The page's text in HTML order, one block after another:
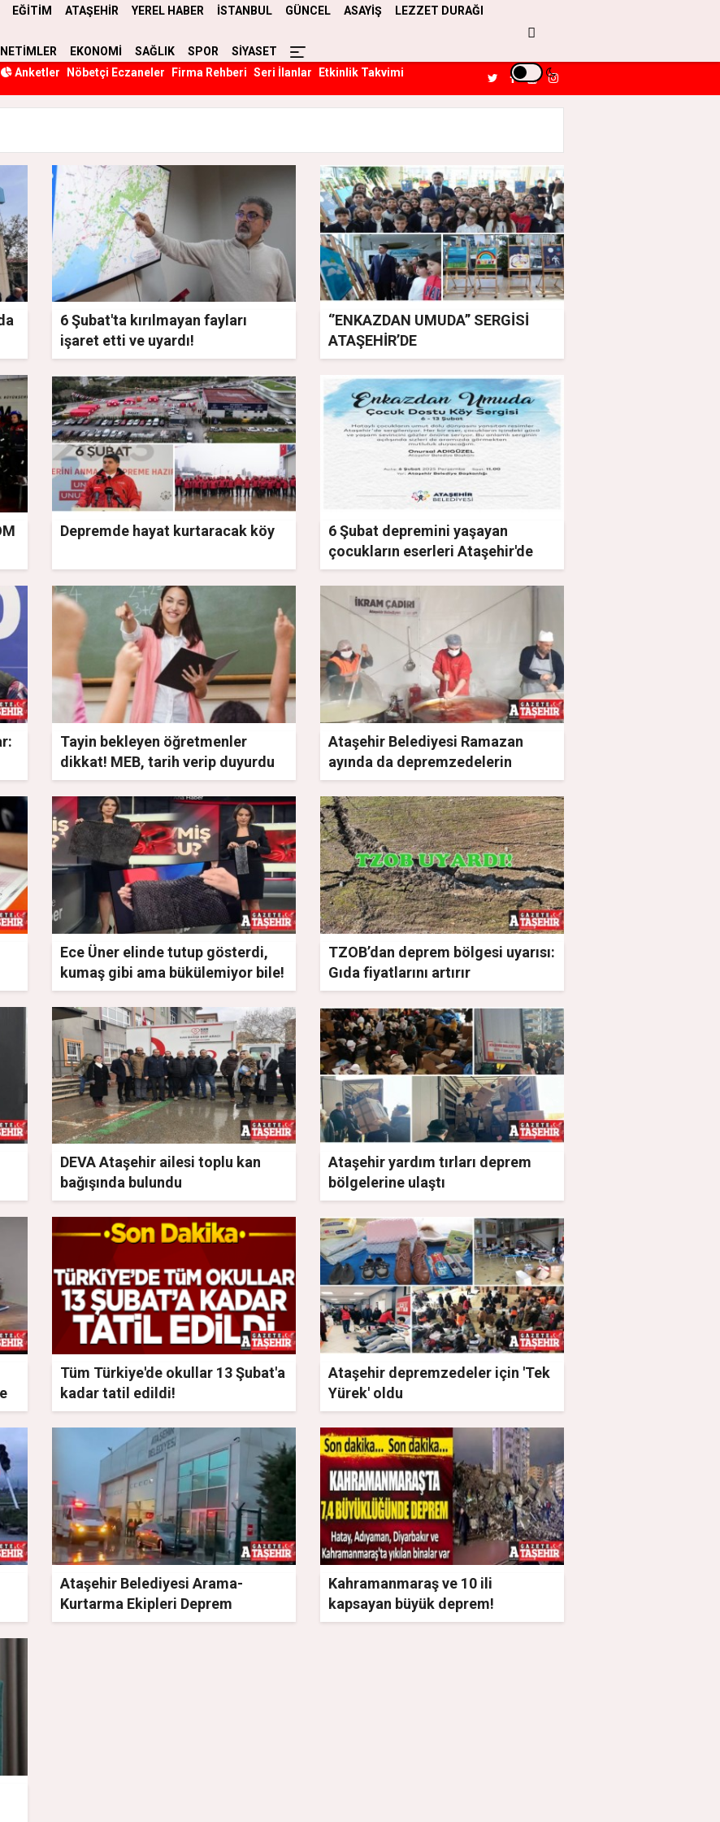
EĞİTİM ATAŞEHİR YEREL HABER İSTANBUL GÜNCEL ASAYİŞ LEZZET DURAĞI
EKONOMİ SAĞLIK SPOR
SİYASET
Anketler Nöbetçi Eczaneler Firma Rehberi Seri İlanlar
Etkinlik Takvimi
6 Şubat'ta kırılmayan fayları
işaret etti ve uyardı!
‘’ENKAZDAN UMUDA” SERGİSİ
ATAŞEHİR’DE
Depremde hayat kurtaracak köy
6 Şubat depremini yaşayan
çocukların eserleri Ataşehir'de
sergilenecek
Tayin bekleyen öğretmenler
dikkat! MEB, tarih verip duyurdu
Ataşehir Belediyesi Ramazan
ayında da depremzedelerin
yanında
Ece Üner elinde tutup gösterdi,
kumaş gibi ama bükülemiyor bile!
TZOB’dan deprem bölgesi uyarısı:
Gıda fiyatlarını artırır
DEVA Ataşehir ailesi toplu kan
bağışında bulundu
Ataşehir yardım tırları deprem
bölgelerine ulaştı
Tüm Türkiye'de okullar 13 Şubat'a
kadar tatil edildi!
Ataşehir depremzedeler için 'Tek
Yürek' oldu
Ataşehir Belediyesi Arama-
Kurtarma Ekipleri Deprem
Bölgesine gidiyor
Kahramanmaraş ve 10 ili
kapsayan büyük deprem!